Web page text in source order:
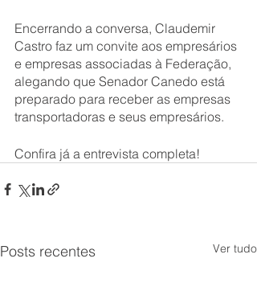
Encerrando a conversa, Claudemir
Castro faz um convite aos empresários
e empresas associadas à Federação,
alegando que Senador Canedo está
preparado para receber as empresas
transportadoras e seus empresários.
Confira já a entrevista completa!
Posts recentes Ver tudo